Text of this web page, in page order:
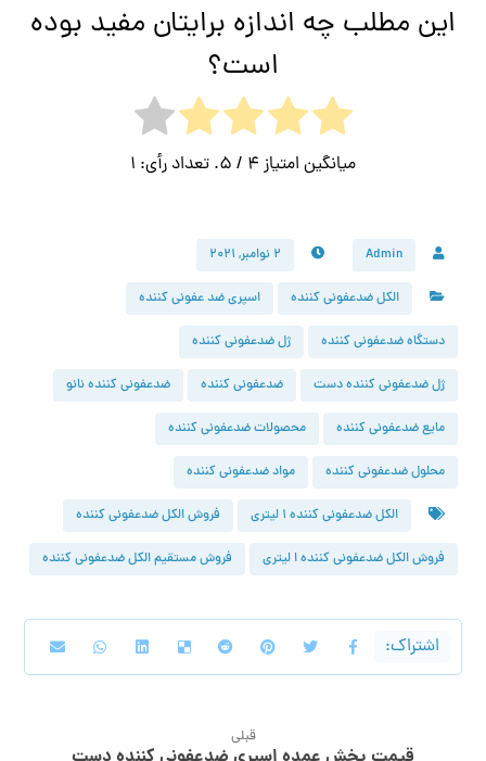
این مطلب چه اندازه برایتان مفید بوده
است؟
میانگین امتیاز 4 / 5. تعداد رأی: 1
Admin ۲ نوامبر, ۲۰۲۱
الکل ضدعفونی کننده اسپری ضد عفونی کننده
دستگاه ضدعفونی کننده ژل ضدعفونی کننده
ژل ضدعفونی کننده دست ضدعفونی کننده ضدعفونی کننده نانو
مایع ضدعفونی کننده محصولات ضدعفونی کننده
محلول ضدعفونی کننده مواد ضدعفونی کننده
الکل ضدعفونی کننده ۱ لیتری فروش الکل ضدعفونی کننده
فروش الکل ضدعفونی کننده ا لیتری فروش مستقیم الکل ضدعفونی کننده
قبلی